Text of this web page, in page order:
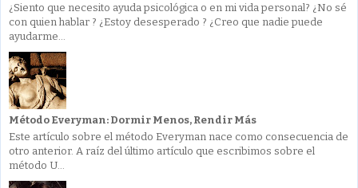
¿Siento que necesito ayuda psicológica o en mi vida personal? ¿No sé
con quien hablar ? ¿Estoy desesperado ? ¿Creo que nadie puede
ayudarme...
Método Everyman: Dormir Menos, Rendir Más
Este artículo sobre el método Everyman nace como consecuencia de
otro anterior. A raíz del último artículo que escribimos sobre el
método U...